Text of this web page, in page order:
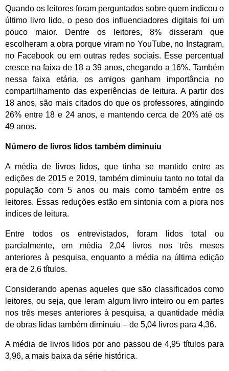
Quando os leitores foram perguntados sobre quem indicou o
último livro lido, o peso dos influenciadores digitais foi um
pouco maior. Dentre os leitores, 8% disseram que
escolheram a obra porque viram no YouTube, no Instagram,
no Facebook ou em outras redes sociais. Esse percentual
cresce na faixa de 18 a 39 anos, chegando a 16%. Também
nessa faixa etária, os amigos ganham importância no
compartilhamento das experiências de leitura. A partir dos
18 anos, são mais citados do que os professores, atingindo
26% entre 18 e 24 anos, e mantendo cerca de 20% até os
49 anos.
Número de livros lidos também diminuiu
A média de livros lidos, que tinha se mantido entre as
edições de 2015 e 2019, também diminuiu tanto no total da
população com 5 anos ou mais como também entre os
leitores. Essas reduções estão em sintonia com a piora nos
índices de leitura.
Entre todos os entrevistados, foram lidos total ou
parcialmente, em média 2,04 livros nos três meses
anteriores à pesquisa, enquanto a média na última edição
era de 2,6 títulos.
Considerando apenas aqueles que são classificados como
leitores, ou seja, que leram algum livro inteiro ou em partes
nos três meses anteriores à pesquisa, a quantidade média
de obras lidas também diminuiu – de 5,04 livros para 4,36.
A média de livros lidos por ano passou de 4,95 títulos para
3,96, a mais baixa da série histórica.